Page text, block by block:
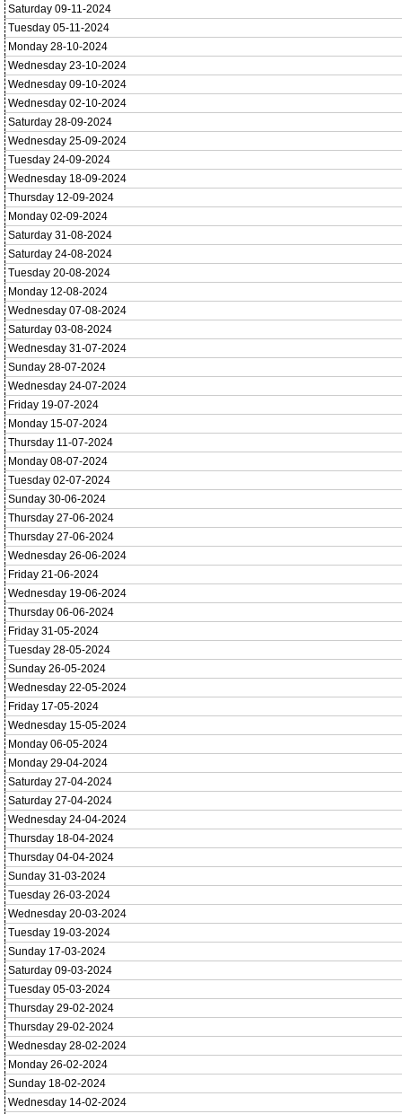
Saturday 09-11-2024
Tuesday 05-11-2024
Monday 28-10-2024
Wednesday 23-10-2024
Wednesday 09-10-2024
Wednesday 02-10-2024
Saturday 28-09-2024
Wednesday 25-09-2024
Tuesday 24-09-2024
Wednesday 18-09-2024
Thursday 12-09-2024
Monday 02-09-2024
Saturday 31-08-2024
Saturday 24-08-2024
Tuesday 20-08-2024
Monday 12-08-2024
Wednesday 07-08-2024
Saturday 03-08-2024
Wednesday 31-07-2024
Sunday 28-07-2024
Wednesday 24-07-2024
Friday 19-07-2024
Monday 15-07-2024
Thursday 11-07-2024
Monday 08-07-2024
Tuesday 02-07-2024
Sunday 30-06-2024
Thursday 27-06-2024
Thursday 27-06-2024
Wednesday 26-06-2024
Friday 21-06-2024
Wednesday 19-06-2024
Thursday 06-06-2024
Friday 31-05-2024
Tuesday 28-05-2024
Sunday 26-05-2024
Wednesday 22-05-2024
Friday 17-05-2024
Wednesday 15-05-2024
Monday 06-05-2024
Monday 29-04-2024
Saturday 27-04-2024
Saturday 27-04-2024
Wednesday 24-04-2024
Thursday 18-04-2024
Thursday 04-04-2024
Sunday 31-03-2024
Tuesday 26-03-2024
Wednesday 20-03-2024
Tuesday 19-03-2024
Sunday 17-03-2024
Saturday 09-03-2024
Tuesday 05-03-2024
Thursday 29-02-2024
Thursday 29-02-2024
Wednesday 28-02-2024
Monday 26-02-2024
Sunday 18-02-2024
Wednesday 14-02-2024